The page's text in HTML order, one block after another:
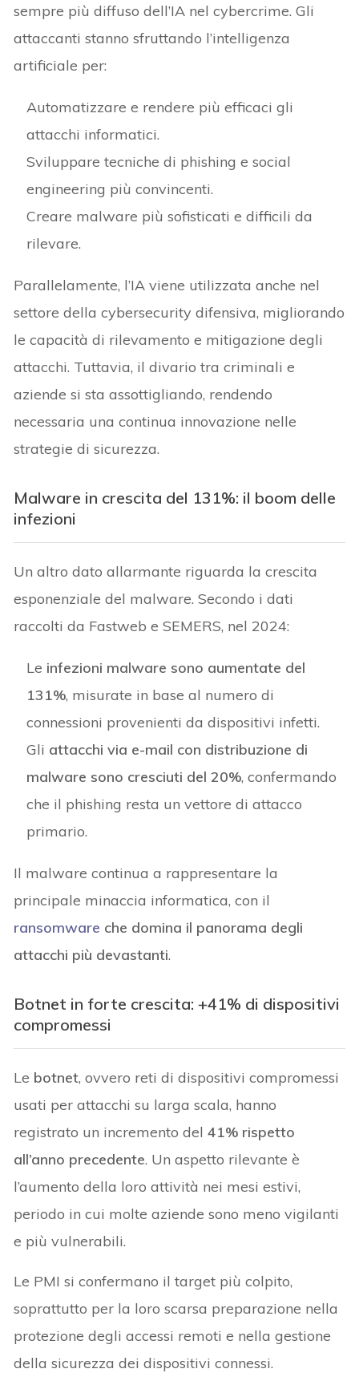
sempre più diffuso dell’IA nel cybercrime. Gli
attaccanti stanno sfruttando l’intelligenza
artificiale per:
Automatizzare e rendere più efficaci gli
attacchi informatici.
Sviluppare tecniche di phishing e social
engineering più convincenti.
Creare malware più sofisticati e difficili da
rilevare.
Parallelamente, l’IA viene utilizzata anche nel
settore della cybersecurity difensiva, migliorando
le capacità di rilevamento e mitigazione degli
attacchi. Tuttavia, il divario tra criminali e
aziende si sta assottigliando, rendendo
necessaria una continua innovazione nelle
strategie di sicurezza.
Malware in crescita del 131%: il boom delle
infezioni
Un altro dato allarmante riguarda la crescita
esponenziale del malware. Secondo i dati
raccolti da Fastweb e SEMERS, nel 2024:
Le infezioni malware sono aumentate del
131%, misurate in base al numero di
connessioni provenienti da dispositivi infetti.
Gli attacchi via e-mail con distribuzione di
malware sono cresciuti del 20%, confermando
che il phishing resta un vettore di attacco
primario.
Il malware continua a rappresentare la
principale minaccia informatica, con il
ransomware che domina il panorama degli
attacchi più devastanti.
Botnet in forte crescita: +41% di dispositivi
compromessi
Le botnet, ovvero reti di dispositivi compromessi
usati per attacchi su larga scala, hanno
registrato un incremento del41% rispetto
all’anno precedente. Un aspetto rilevante è
l’aumento della loro attività nei mesi estivi,
periodo in cui molte aziende sono meno vigilanti
e più vulnerabili.
Le PMI si confermano il target più colpito,
soprattutto per la loro scarsa preparazione nella
protezione degli accessi remoti e nella gestione
della sicurezza dei dispositivi connessi.